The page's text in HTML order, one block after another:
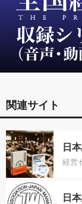
関連サイト
日
経営
日